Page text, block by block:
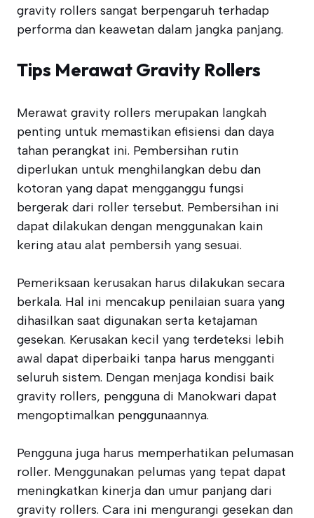
gravity rollers sangat berpengaruh terhadap
performa dan keawetan dalam jangka panjang.
Tips Merawat Gravity Rollers
Merawat gravity rollers merupakan langkah
penting untuk memastikan efisiensi dan daya
tahan perangkat ini. Pembersihan rutin
diperlukan untuk menghilangkan debu dan
kotoran yang dapat mengganggu fungsi
bergerak dari roller tersebut. Pembersihan ini
dapat dilakukan dengan menggunakan kain
kering atau alat pembersih yang sesuai.
Pemeriksaan kerusakan harus dilakukan secara
berkala. Hal ini mencakup penilaian suara yang
dihasilkan saat digunakan serta ketajaman
gesekan. Kerusakan kecil yang terdeteksi lebih
awal dapat diperbaiki tanpa harus mengganti
seluruh sistem. Dengan menjaga kondisi baik
gravity rollers, pengguna di Manokwari dapat
mengoptimalkan penggunaannya.
Pengguna juga harus memperhatikan pelumasan
roller. Menggunakan pelumas yang tepat dapat
meningkatkan kinerja dan umur panjang dari
gravity rollers. Cara ini mengurangi gesekan dan